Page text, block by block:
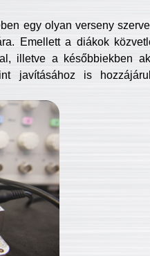
egy olyan verseny
Emellett a diákok
illetve a későbbiekben
javításához is